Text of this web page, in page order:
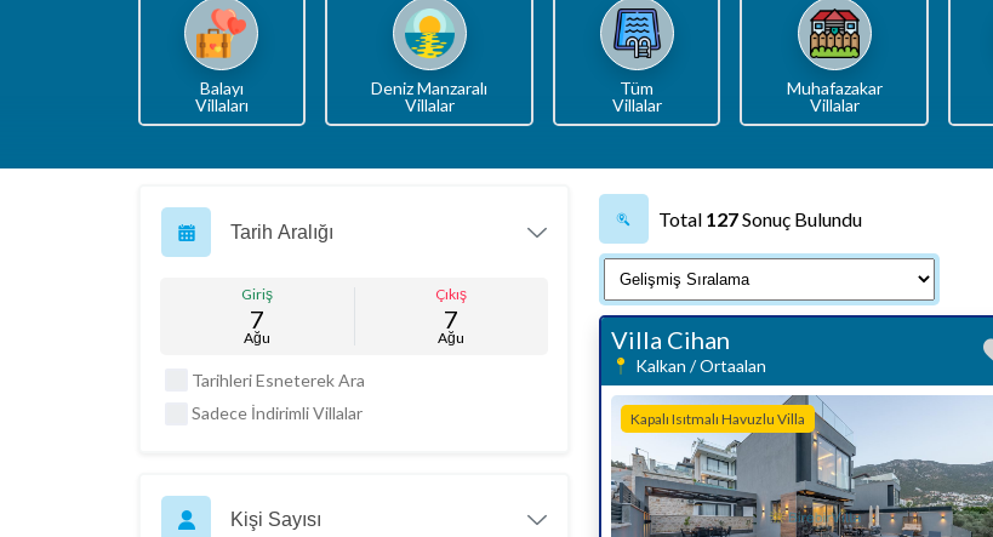
Balayı
Villaları
Deniz Manzaralı
Villalar
Tüm
Villalar
Muhafazakar
Villalar
Tarih Aralığı
Giriş
7
Ağu
Çıkış
7
Ağu
Tarihleri Esneterek Ara
Sadece İndirimli Villalar
Kişi Sayısı
Total 127Sonuç Bulundu
Villa Cihan
Kalkan / Ortaalan
Kapalı Isıtmalı Havuzlu Villa